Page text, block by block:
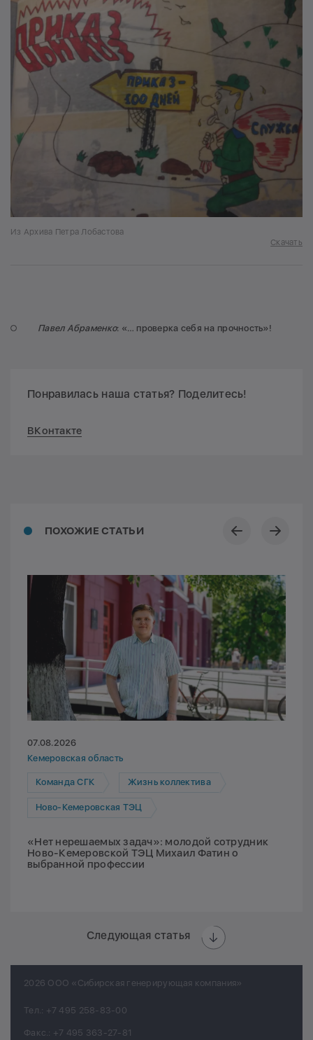
Из Архива Петра Лобастова
Скачать
Павел Абраменко: «… проверка себя на прочность»!
Понравилась наша статья? Поделитесь!
ВКонтакте
ПОХОЖИЕ СТАТЬИ
07.08.2026
Кемеровская область
Команда СГК Жизнь коллектива
Ново-Кемеровская ТЭЦ
«Нет нерешаемых задач»: молодой сотрудник
Ново-Кемеровской ТЭЦ Михаил Фатин о
выбранной профессии
Следующая статья
2026 ООО «Сибирская генерирующая компания»
Тел.: +7 495 258-83-00
Факс.: +7 495 363-27-81